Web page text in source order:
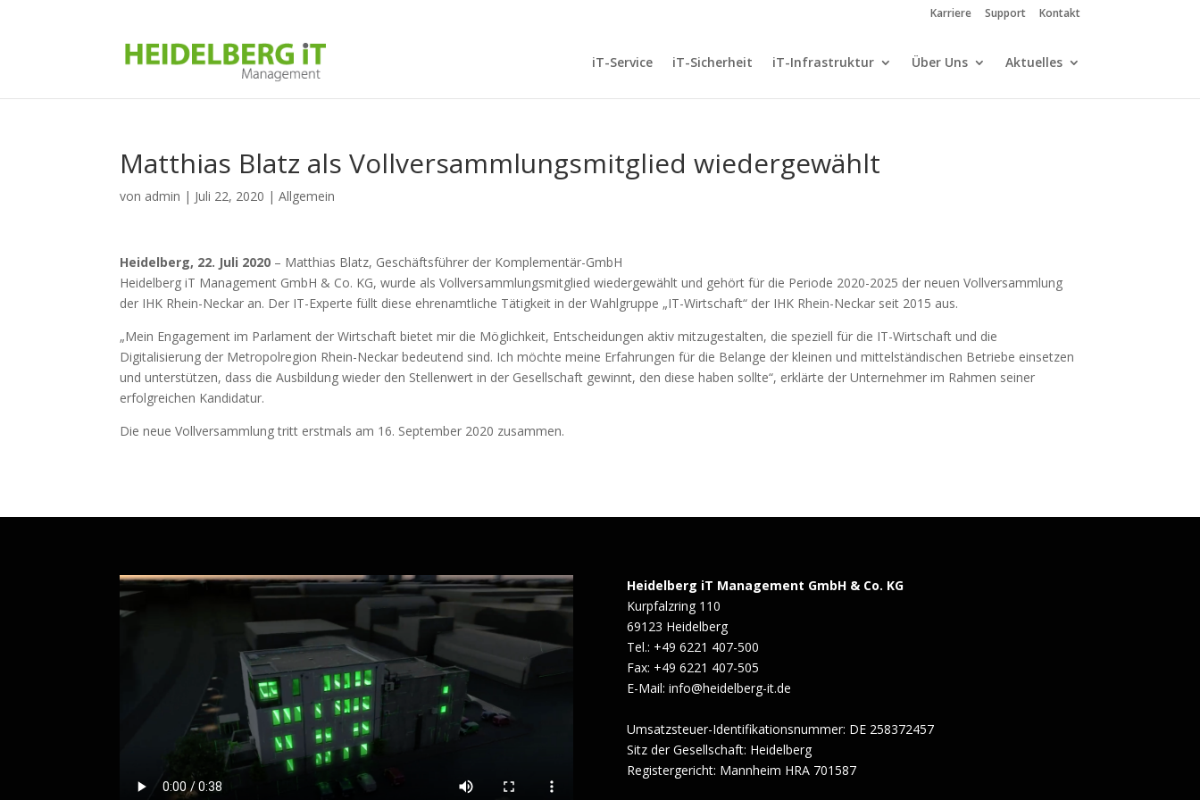
Karriere Support Kontakt
iT-Service iT-Sicherheit iT-Infrastruktur Über Uns Aktuelles
Matthias Blatz als Vollversammlungsmitglied wiedergewählt
von admin | Juli 22, 2020 |Allgemein
Heidelberg, 22. Juli 2020 – Matthias Blatz, Geschäftsführer der Komplementär-GmbH
Heidelberg iT Management GmbH & Co. KG, wurde als Vollversammlungsmitglied wiedergewählt und gehört für die Periode 2020-2025 der neuen Vollversammlung
der IHK Rhein-Neckar an. Der IT-Experte füllt diese ehrenamtliche Tätigkeit in der Wahlgruppe „IT-Wirtschaft“ der IHK Rhein-Neckar seit 2015 aus.
„Mein Engagement im Parlament der Wirtschaft bietet mir die Möglichkeit, Entscheidungen aktiv mitzugestalten, die speziell für die IT-Wirtschaft und die
Digitalisierung der Metropolregion Rhein-Neckar bedeutend sind. Ich möchte meine Erfahrungen für die Belange der kleinen und mittelständischen Betriebe einsetzen
und unterstützen, dass die Ausbildung wieder den Stellenwert in der Gesellschaft gewinnt, den diese haben sollte“, erklärte der Unternehmer im Rahmen seiner
erfolgreichen Kandidatur.
Die neue Vollversammlung tritt erstmals am 16. September 2020 zusammen.
Heidelberg iT Management GmbH & Co. KG
Kurpfalzring 110
69123 Heidelberg
Tel.: +49 6221 407-500
Fax: +49 6221 407-505
E-Mail: info@heidelberg-it.de
Umsatzsteuer-Identifikationsnummer: DE 258372457
Sitz der Gesellschaft: Heidelberg
Registergericht: Mannheim HRA 701587